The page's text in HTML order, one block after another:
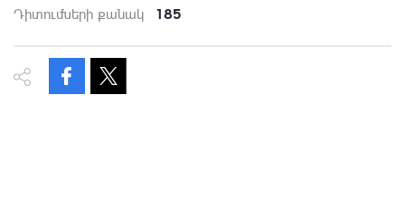
Դիտումների քանակ 185